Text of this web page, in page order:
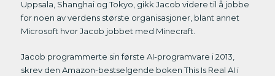
Uppsala, Shanghai og Tokyo, gikk Jacob videre til å jobbe
for noen av verdens største organisasjoner, blant annet
Microsoft hvor Jacob jobbet med Minecraft.
Jacob programmerte sin første AI-programvare i 2013,
skrev den Amazon-bestselgende boken This Is Real AI i